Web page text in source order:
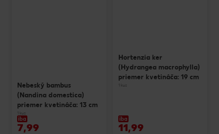
Nebeský bambus
(Nandina domestica)
priemer kvetináča: 13 cm
1 kus
iba
7,99
Hortenzia ker
(Hydrangea macrophylla)
priemer kvetináča: 19 cm
1 kus
iba
11,99